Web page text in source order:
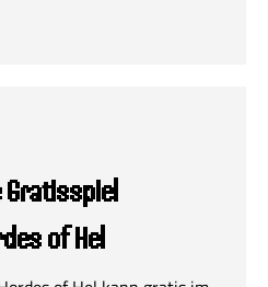
Gratisspiel
of Hel